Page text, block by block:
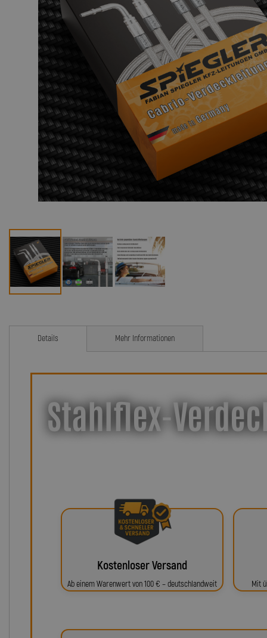
Details
Stahlflex-
Kostenloser Versand
Ab einem Warenwert von 100 € – deutschlandweit Mit
Mehr Informationen